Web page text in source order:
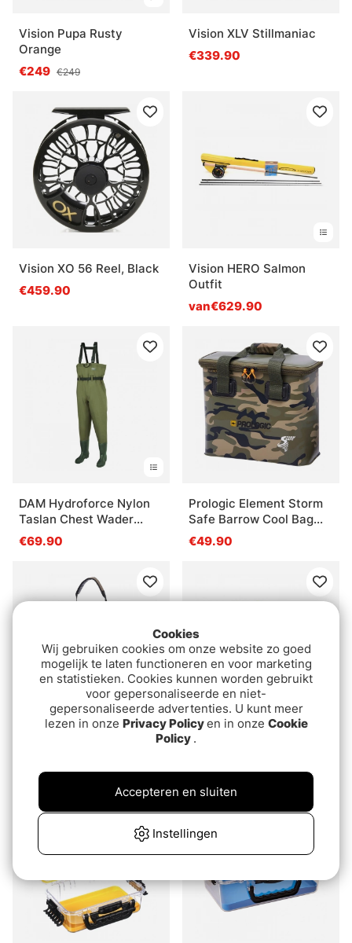
Vision Pupa Rusty
Orange
€249 €249
Vision XLV Stillmaniac
€339.90
Vision XO 56 Reel, Black
€459.90
Vision HERO Salmon
Outfit
van€629.90
DAM Hydroforce Nylon
Taslan Chest Wader
Bootfoot Cleated
€69.90
Prologic Element Storm
Safe Barrow Cool Bag
Camo Medium 17L
€49.90
20x31x15cm 8L
€54.90
Wapsi Natural Fur,
€3.80
Cookies
Wij gebruiken cookies om onze website zo goed
mogelijk te laten functioneren en voor marketing
en statistieken. Cookies kunnen worden gebruikt
voor gepersonaliseerde en niet-
gepersonaliseerde advertenties. U kunt meer
lezen in onze Privacy Policyen in onze Cookie
Policy .
Instellingen
Accepteren en sluiten